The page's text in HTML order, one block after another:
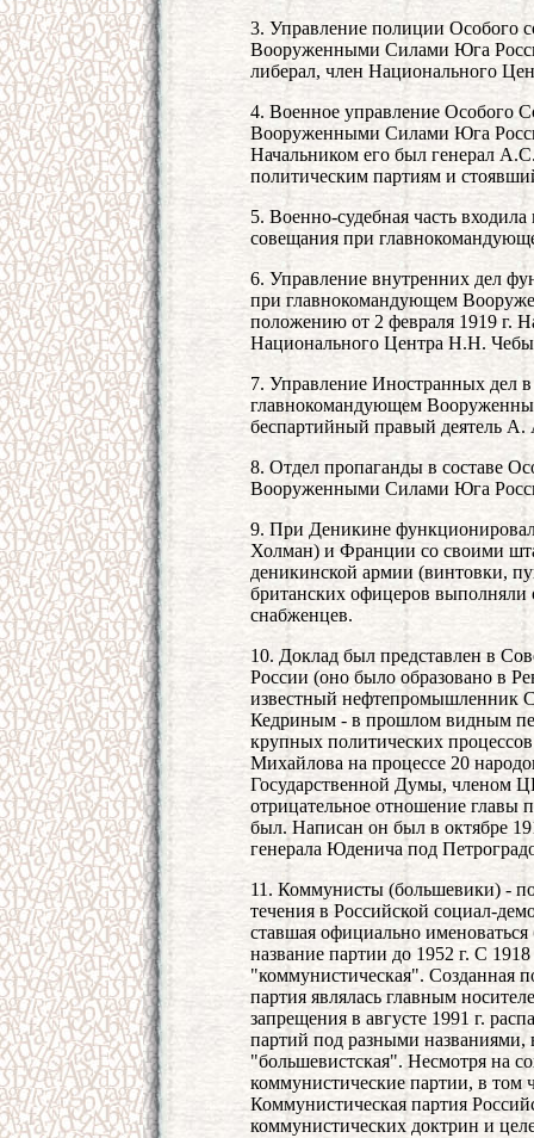
3. Управление полиции Особого
Вооруженными Силами Юга
либерал, член Национального
4. Военное управление Особого
Вооруженными Силами Юга
Начальником его был генерал
политическим партиям и
5. Военно-судебная часть
совещания при
6. Управление внутренних дел
при главнокомандующем
положению от 2 февраля 1919 г.
Национального Центра Н.Н.
7. Управление Иностранных дел
главнокомандующем
беспартийный правый деятель А.
8. Отдел пропаганды в составе
Вооруженными Силами Юга
9. При Деникине
Холман) и Франции со своими
деникинской армии (винтовки,
британских офицеров выполняли
снабженцев.
10. Доклад был представлен в
России (оно было образовано в
известный нефтепромышленник
Кедриным - в прошлом видным
крупных политических
Михайлова на процессе 20
Государственной Думы, членом
отрицательное отношение главы
был. Написан он был в октябре
генерала Юденича под
11. Коммунисты (большевики) -
течения в Российской социал-
ставшая официально
название партии до 1952 г. С
"коммунистическая". Созданная
партия являлась главным
запрещения в августе 1991 г.
партий под разными названиями,
"большевистская". Несмотря на
коммунистические партии, в том
Коммунистическая партия
коммунистических доктрин и